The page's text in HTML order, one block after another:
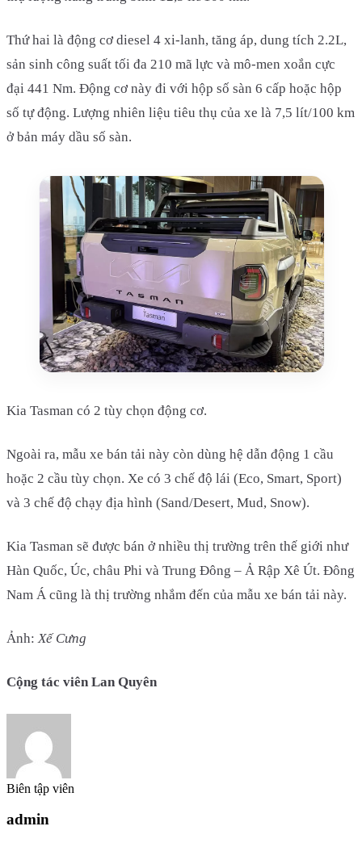
Thứ hai là động cơ diesel 4 xi-lanh, tăng áp, dung tích 2.2L,
sản sinh công suất tối đa 210 mã lực và mô-men xoắn cực
đại 441 Nm. Động cơ này đi với hộp số sàn 6 cấp hoặc hộp
số tự động. Lượng nhiên liệu tiêu thụ của xe là 7,5 lít/100 km
ở bản máy dầu số sàn.
Kia Tasman có 2 tùy chọn động cơ.
Ngoài ra, mẫu xe bán tải này còn dùng hệ dẫn động 1 cầu
hoặc 2 cầu tùy chọn. Xe có 3 chế độ lái (Eco, Smart, Sport)
và 3 chế độ chạy địa hình (Sand/Desert, Mud, Snow).
Kia Tasman sẽ được bán ở nhiều thị trường trên thế giới như
Hàn Quốc, Úc, châu Phi và Trung Đông – Ả Rập Xê Út. Đông
Nam Á cũng là thị trường nhắm đến của mẫu xe bán tải này.
Ảnh: Xế Cưng
Cộng tác viên Lan Quyên
Biên tập viên
admin